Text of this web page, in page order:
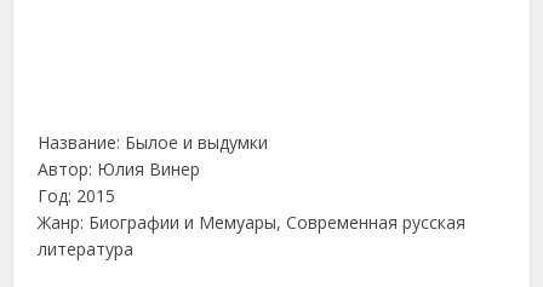
Название: Былое и выдумки
Автор: Юлия Винер
Год: 2015
Жанр: Биографии и Мемуары, Современная русская
литература